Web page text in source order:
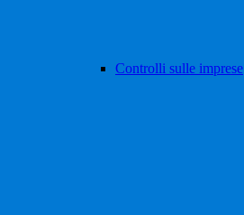
Controlli sulle imprese